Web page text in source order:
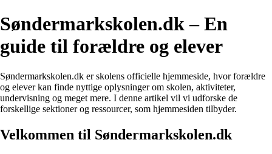
Søndermarkskolen.dk – En
guide til forældre og elever
Søndermarkskolen.dk er skolens officielle hjemmeside, hvor forældre
og elever kan finde nyttige oplysninger om skolen, aktiviteter,
undervisning og meget mere. I denne artikel vil vi udforske de
forskellige sektioner og ressourcer, som hjemmesiden tilbyder.
Velkommen til Søndermarkskolen.dk